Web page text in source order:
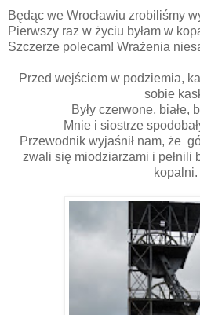
Będąc we Wrocławiu zrobiliśmy
Pierwszy raz w życiu byłam w
Szczerze polecam! Wrażenia
Przed wejściem w podziemia,
sobie
Były czerwone, białe,
Mnie i siostrze
Przewodnik wyjaśnił nam, że
zwali się miodziarzami i pełnili
kopalni.